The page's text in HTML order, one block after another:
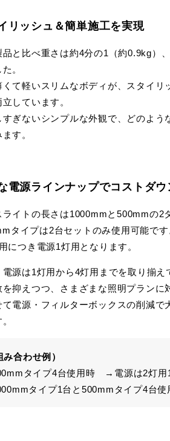
リッシュ＆簡単施工を実現
品と比べ重さは約4分の1（約0.9kg）
。
くて軽いスリムなボディが、スタイリ
しています。
すぎないシンプルな外観で、どのよう
す。
電源ラインナップでコストダウ
ライトの長さは1000mmと500mmの2
タイプは2台セットのみ使用可能で
につき電源1灯用となります。
電源は1灯用から4灯用までを取り揃
を抑えつつ、さまざまな照明プランに
て電源・フィルターボックスの削減で
み合わせ例）
タイプ4台使用時 →電源は2灯用
タイプ1台と500mmタイプ4台